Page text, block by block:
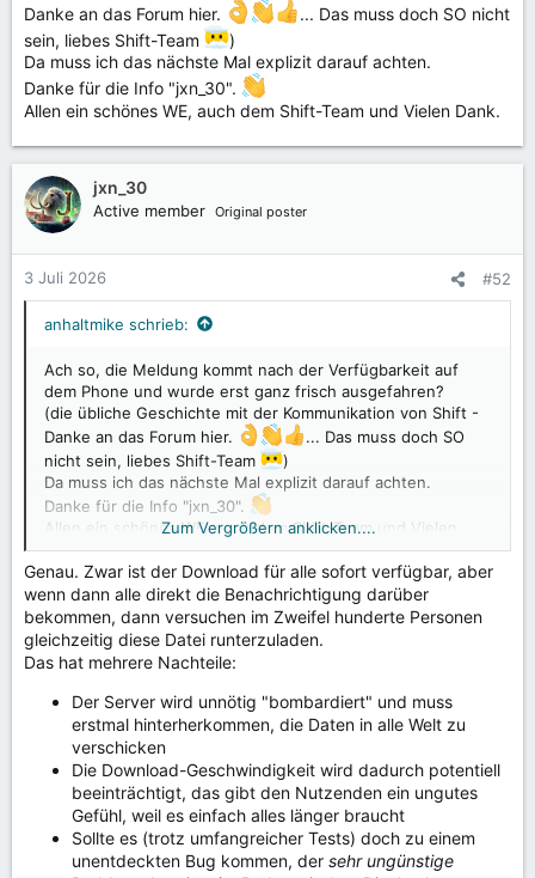
Danke an das Forum hier.
... Das muss doch SO nicht
sein, liebes Shift-Team
)
Da muss ich das nächste Mal explizit darauf achten.
Danke für die Info "jxn_30".
Allen ein schönes WE, auch dem Shift-Team und Vielen Dank.
jxn_30
Active member Original poster
3 Juli 2026 #52
anhaltmike schrieb:
Ach so, die Meldung kommt nach der Verfügbarkeit auf
dem Phone und wurde erst ganz frisch ausgefahren?
(die übliche Geschichte mit der Kommunikation von Shift -
Danke an das Forum hier.
... Das muss doch SO
nicht sein, liebes Shift-Team
)
Da muss ich das nächste Mal explizit darauf achten.
Danke für die Info "jxn_30".
Allen ein schönes WE, auch dem Shift-Team und Vielen
Dank.
Zum Vergrößern anklicken....
Genau. Zwar ist der Download für alle sofort verfügbar, aber
wenn dann alle direkt die Benachrichtigung darüber
bekommen, dann versuchen im Zweifel hunderte Personen
gleichzeitig diese Datei runterzuladen.
Das hat mehrere Nachteile:
Der Server wird unnötig "bombardiert" und muss
erstmal hinterherkommen, die Daten in alle Welt zu
verschicken
Die Download-Geschwindigkeit wird dadurch potentiell
beeinträchtigt, das gibt den Nutzenden ein ungutes
Gefühl, weil es einfach alles länger braucht
Sollte es (trotz umfangreicher Tests) doch zu einem
unentdeckten Bug kommen, der sehr ungünstige